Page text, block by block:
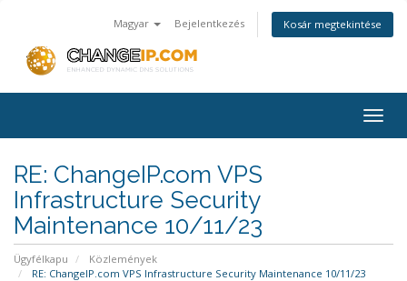
Magyar Bejelentkezés Kosár megtekintése
RE: ChangeIP.com VPS
Infrastructure Security
Maintenance 10/11/23
Ügyfélkapu
Közlemények
RE: ChangeIP.com VPS Infrastructure Security Maintenance 10/11/23